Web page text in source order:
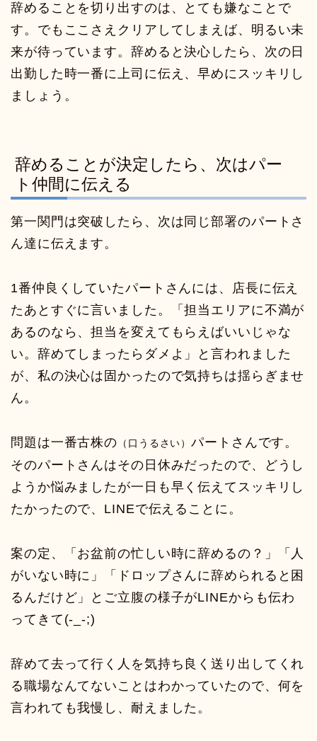
辞めることを切り出すのは、とても嫌なことで
す。でもここさえクリアしてしまえば、明るい未
来が待っています。辞めると決心したら、次の日
出勤した時一番に上司に伝え、早めにスッキリし
ましょう。
辞めることが決定したら、次はパー
ト仲間に伝える
第一関門は突破したら、次は同じ部署のパートさ
ん達に伝えます。
1番仲良くしていたパートさんには、店長に伝え
たあとすぐに言いました。「担当エリアに不満が
あるのなら、担当を変えてもらえばいいじゃな
い。辞めてしまったらダメよ」と言われました
が、私の決心は固かったので気持ちは揺らぎませ
ん。
問題は一番古株の （口うるさい）パートさんです。
そのパートさんはその日休みだったので、どうし
ようか悩みましたが一日も早く伝えてスッキリし
たかったので、LINEで伝えることに。
案の定、「お盆前の忙しい時に辞めるの？」「人
がいない時に」「ドロップさんに辞められると困
るんだけど」とご立腹の様子がLINEからも伝わ
ってきて(-_-;)
辞めて去って行く人を気持ち良く送り出してくれ
る職場なんてないことはわかっていたので、何を
言われても我慢し、耐えました。